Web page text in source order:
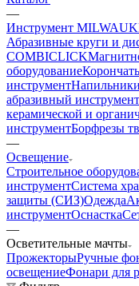
—
Инструмент
Абразивные круги и
COMBICLICK
оборудование
инструмент
абразивный инструмент
керамической и
инструментБорфрезы
—
Освещение
Строительное
инструментСистема
защиты (СИЗ)Одежда
инструментОснастка
—
Осветительные мачты
ПрожекторыРучные
освещениеФонари для